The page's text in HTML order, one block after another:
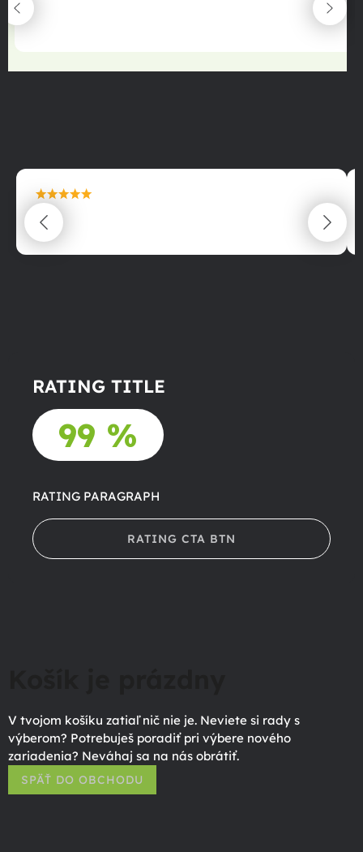
maximální spokojenost
22.06.2025
maximální spokojenost
22.06.2025
RATING TITLE
99 %
RATING PARAGRAPH
RATING CTA BTN
V tvojom košíku zatiaľ nič nie je. Neviete si rady s
výberom? Potrebuješ poradiť pri výbere nového
zariadenia? Neváhaj sa na nás obrátiť.
SPÄŤ DO OBCHODU